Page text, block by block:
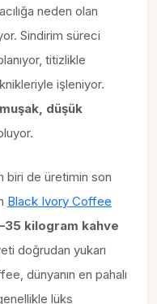
neden olan
Sindirim süreci
titizlikle
işleniyor.
düşük
biri de üretimin son
Black Ivory Coffee
kilogram kahve
doğrudan yukarı
dünyanın en pahalı
lüks